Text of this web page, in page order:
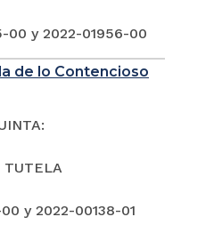
00 y 2022-01956-00
de lo Contencioso
TUTELA
y 2022-00138-01